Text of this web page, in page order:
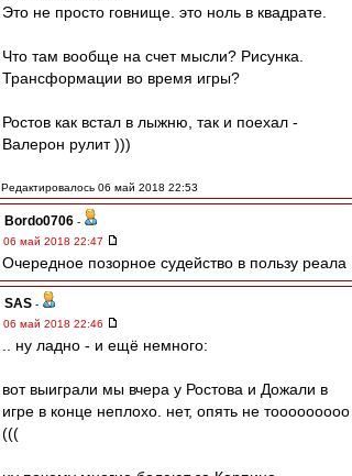
Это не просто говнище. это ноль в квадрате.
Что там вообще на счет мысли? Рисунка.
Трансформации во время игры?
Ростов как встал в лыжню, так и поехал -
Валерон рулит )))
Редактировалось 06 май 2018 22:53
Bordo0706 -
06 май 2018 22:47
Очередное позорное судейство в пользу реала
SAS -
06 май 2018 22:46
.. ну ладно - и ещё немного:
вот выиграли мы вчера у Ростова и Дожали в
игре в конце неплохо. нет, опять не тооооооооо
(((